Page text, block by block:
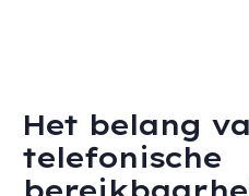
Het belang
telefonische